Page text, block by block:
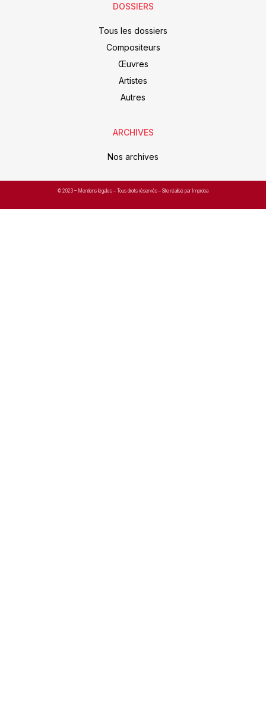
DOSSIERS
Tous les dossiers
Compositeurs
Œuvres
Artistes
Autres
ARCHIVES
Nos archives
© 2023 – Mentions légales – Tous droits réservés – Site réalisé par Improba